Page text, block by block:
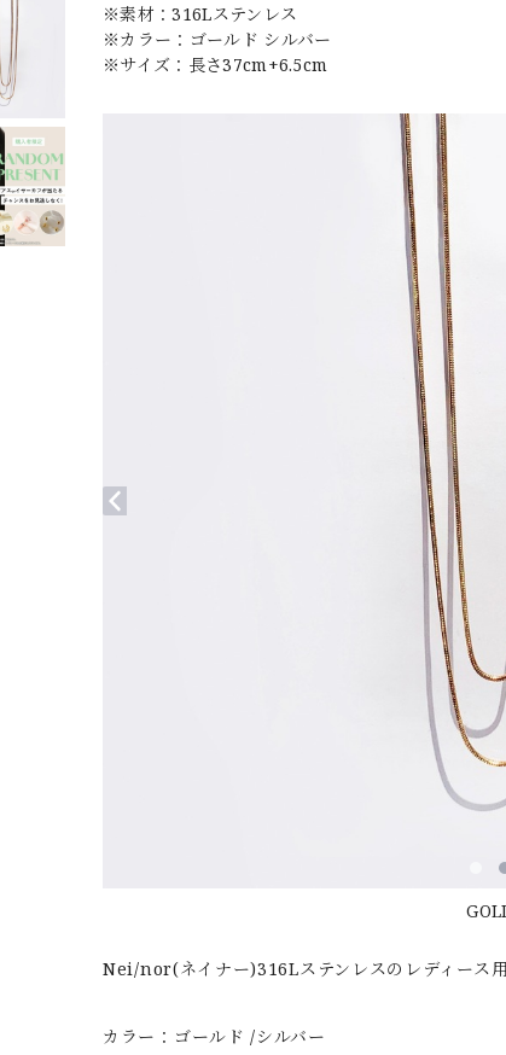
※素材：316Lステンレス
※カラー：ゴールド シルバー
※サイズ：長さ37cm+6.5cm
Nei/nor(ネイナー)316Lステンレスのレディース
カラー：ゴールド /シルバー